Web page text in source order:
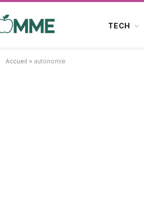
TECH
Accueil » autonomie